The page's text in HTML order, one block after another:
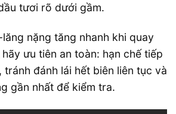
tươi rõ dưới gầm.
nặng tăng nhanh khi quay
ưu tiên an toàn: hạn chế tiếp
đánh lái hết biên liên tục và
gần nhất để kiểm tra.